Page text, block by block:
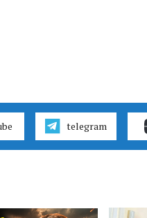
telegram